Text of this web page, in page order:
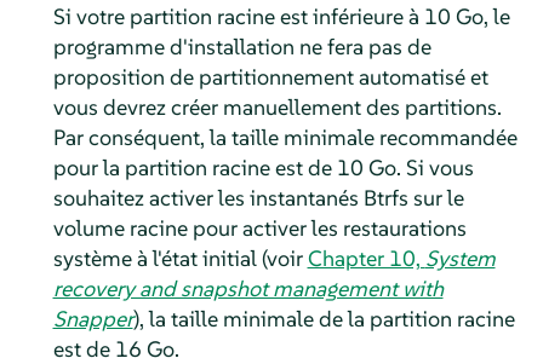
Si votre partition racine est inférieure à 10 Go, le
programme d'installation ne fera pas de
proposition de partitionnement automatisé et
vous devrez créer manuellement des partitions.
Par conséquent, la taille minimale recommandée
pour la partition racine est de 10 Go. Si vous
souhaitez activer les instantanés Btrfs sur le
volume racine pour activer les restaurations
système à l'état initial(voirChapter 10, System
recovery and snapshot management with
Snapper), la taille minimale de la partition racine
est de 16 Go.